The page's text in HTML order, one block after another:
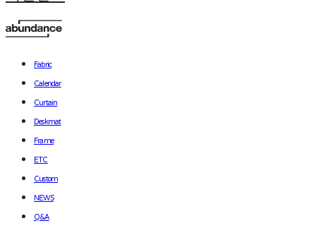
Fabric
Calendar
Curtain
Deskmat
Frame
ETC
Custom
NEWS
Q&A